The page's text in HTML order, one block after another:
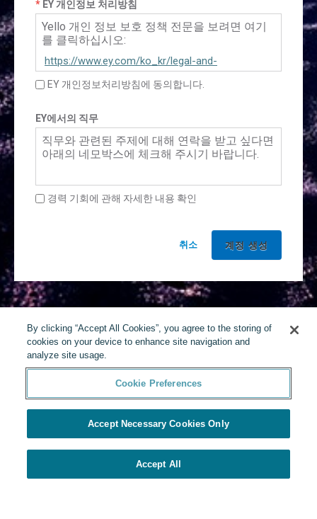
EY 개인정보 처리방침
Yello 개인 정보 보호 정책 전문을 보려면 여기
를 클릭하십시오:
https://www.ey.com/ko_kr/legal-and-
privacy/privacy-policy-yello
EY 개인정보처리방침에 동의합니다.
EY에서의 직무
직무와 관련된 주제에 대해 연락을 받고 싶다면
아래의 네모박스에 체크해 주시기 바랍니다.
경력 기회에 관해 자세한 내용 확인
취소
By clicking “Accept All Cookies”, you agree to the storing of
cookies on your device to enhance site navigation and
analyze site usage.
Cookie Preferences
Accept Necessary Cookies Only
Accept All